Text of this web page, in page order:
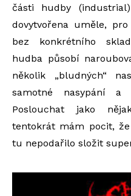
části hudby
dovytvořena uměle,
bez konkrétního
hudba působí
několik „bludných“
samotné nasypání a
Poslouchat jako
tentokrát mám pocit,
tu nepodařilo složit